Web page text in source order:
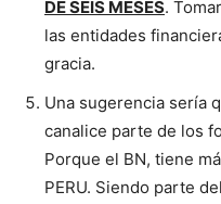
DE SEIS MESES.
las entidades
gracia.
Una sugerencia sería
canalice parte de los
Porque el BN, tiene
PERU. Siendo parte